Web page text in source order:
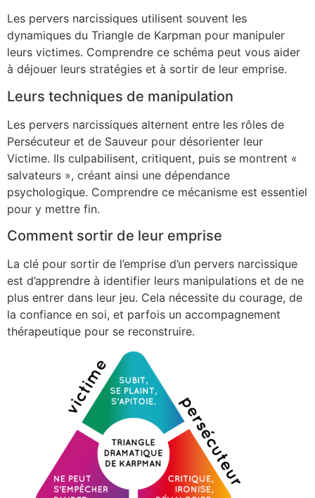
Les pervers narcissiques utilisent souvent les
dynamiques du Triangle de Karpman pour manipuler
leurs victimes. Comprendre ce schéma peut vous aider
à déjouer leurs stratégies et à sortir de leur emprise.
Leurs techniques de manipulation
Les pervers narcissiques alternent entre les rôles de
Persécuteur et de Sauveur pour désorienter leur
Victime. Ils culpabilisent, critiquent, puis se montrent «
salvateurs », créant ainsi une dépendance
psychologique. Comprendre ce mécanisme est essentiel
pour y mettre fin.
Comment sortir de leur emprise
La clé pour sortir de l’emprise d’un pervers narcissique
est d’apprendre à identifier leurs manipulations et de ne
plus entrer dans leur jeu. Cela nécessite du courage, de
la confiance en soi, et parfois un accompagnement
thérapeutique pour se reconstruire.